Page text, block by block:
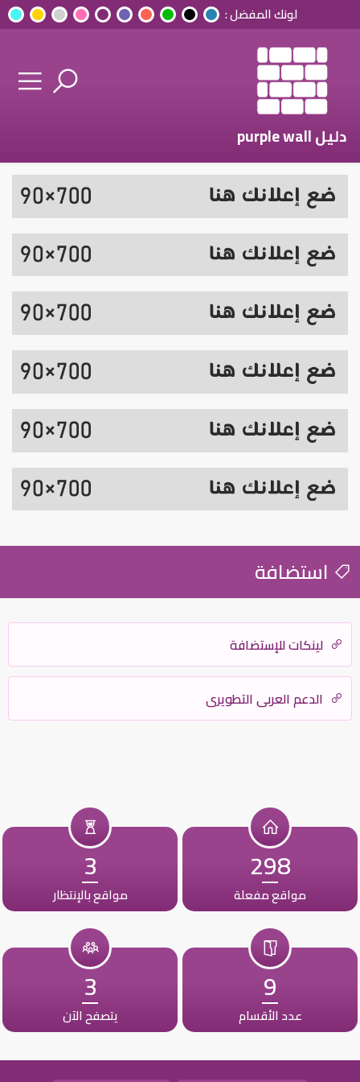
لونك المفضل :
دليل purple wall
استضافة
لينكات للإستضافة
الدعم العربي التطويري
298
مواقع مفعلة
3
مواقع بالإنتظار
9
عدد الأقسام
3
يتصفح الآن